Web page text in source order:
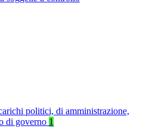
politici, di amministrazione,
di governo 1